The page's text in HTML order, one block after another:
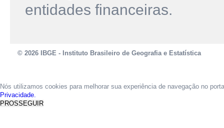
entidades financeiras.
© 2026 IBGE - Instituto Brasileiro de Geografia e Estatística
Nós utilizamos cookies para melhorar sua experiência de navegação no
Privacidade.
PROSSEGUIR